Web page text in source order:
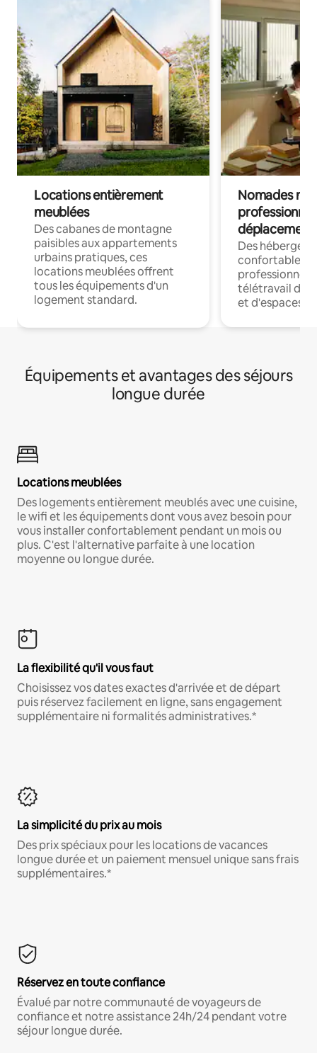
Locations entièrement
meublées
Des cabanes de montagne
paisibles aux appartements
urbains pratiques, ces
locations meublées offrent
tous les équipements d'un
logement standard.
Nomades
déplacement
Des
confortables
professionnels
télétravail
et d'espaces
Équipements et avantages des séjours
longue durée
Locations meublées
Des logements entièrement meublés avec une cuisine,
le wifi et les équipements dont vous avez besoin pour
vous installer confortablement pendant un mois ou
plus. C'est l'alternative parfaite à une location
moyenne ou longue durée.
La flexibilité qu'il vous faut
Choisissez vos dates exactes d'arrivée et de départ
puis réservez facilement en ligne, sans engagement
supplémentaire ni formalités administratives.*
La simplicité du prix au mois
Des prix spéciaux pour les locations de vacances
longue durée et un paiement mensuel unique sans frais
supplémentaires.*
Réservez en toute confiance
Évalué par notre communauté de voyageurs de
confiance et notre assistance 24h/24 pendant votre
séjour longue durée.